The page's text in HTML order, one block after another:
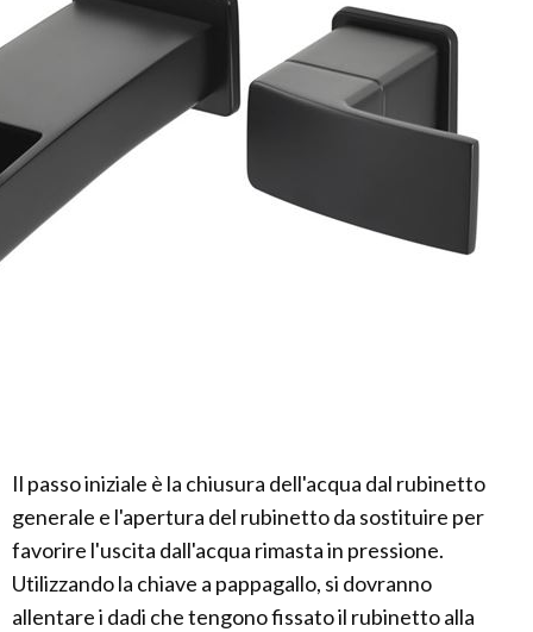
Il passo iniziale è la chiusura dell'acqua dal rubinetto
generale e l'apertura del rubinetto da sostituire per
favorire l'uscita dall'acqua rimasta in pressione.
Utilizzando la chiave a pappagallo, si dovranno
allentare i dadi che tengono fissato il rubinetto alla